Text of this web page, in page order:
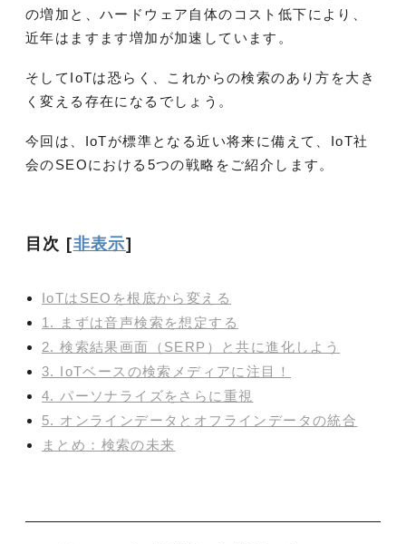
の増加と、ハードウェア自体のコスト低下により、
近年はますます増加が加速しています。
そしてIoTは恐らく、これからの検索のあり方を大き
く変える存在になるでしょう。
今回は、IoTが標準となる近い将来に備えて、IoT社
会のSEOにおける5つの戦略をご紹介します。
目次 [非表示]
IoTはSEOを根底から変える
1. まずは音声検索を想定する
2. 検索結果画面（SERP）と共に進化しよう
3. IoTベースの検索メディアに注目！
4. パーソナライズをさらに重視
5. オンラインデータとオフラインデータの統合
まとめ：検索の未来